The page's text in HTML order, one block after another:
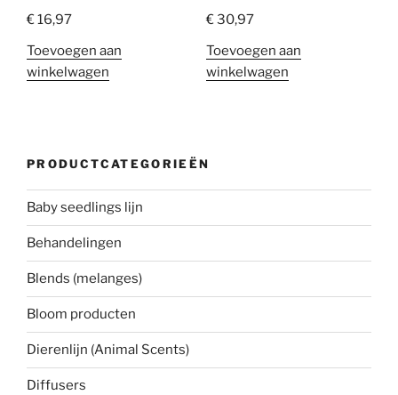
€16,97
Toevoegen aan
winkelwagen
€30,97
Toevoegen aan
winkelwagen
PRODUCTCATEGORIEËN
Baby seedlings lijn
Behandelingen
Blends (melanges)
Bloom producten
Dierenlijn (Animal Scents)
Diffusers